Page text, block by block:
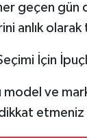
geçen gün
anlık
İçin
model ve
dikkat